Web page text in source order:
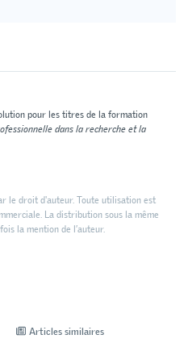
pour les titres de la formation
dans la recherche et la
le droit d'auteur. Toute utilisation est
La distribution sous la même
la mention de l’auteur.
Articles similaires